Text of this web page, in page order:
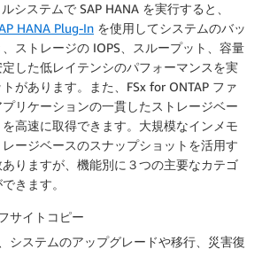
システムで SAP HANA を実行すると、
HANA Plug-In を使用してシステムのバッ
ストレージの IOPS、スループット、容量
した低レイテンシのパフォーマンスを実
があります。また、FSx for ONTAP ファ
リケーションの一貫したストレージベー
高速に取得できます。大規模なインメモ
ージベースのスナップショットを活用す
りますが、機能別に３つの主要なカテゴ
きます。
サイトコピー
システムのアップグレードや移行、災害復